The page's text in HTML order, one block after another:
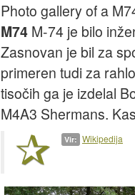
Photo gallery of a
M74 M-74 je bilo
Zasnovan je bil za
primeren tudi za
tisočih ga je izdelal
M4A3 Shermans.
Vir: Wikipedija